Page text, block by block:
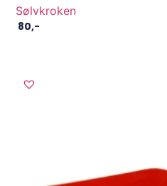
Sølvkroken
80,-